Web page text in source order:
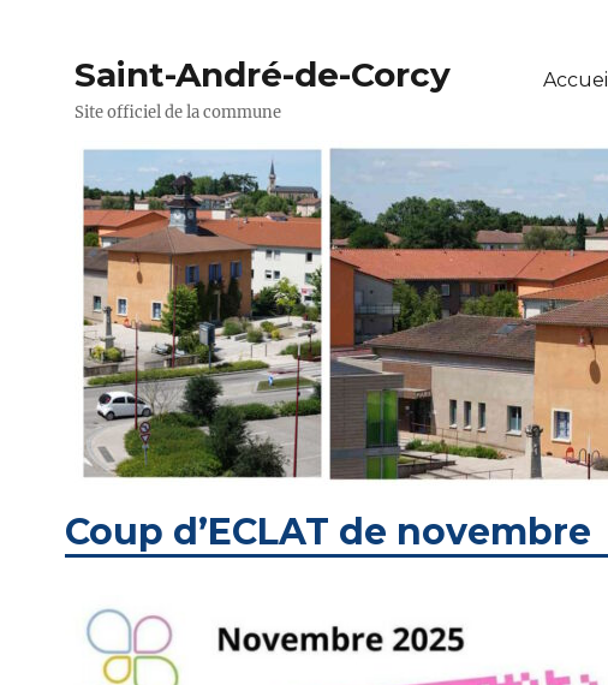
Saint-André-de-Corcy
Site officiel de la commune
Accueil
Coup d’ECLAT de novembre